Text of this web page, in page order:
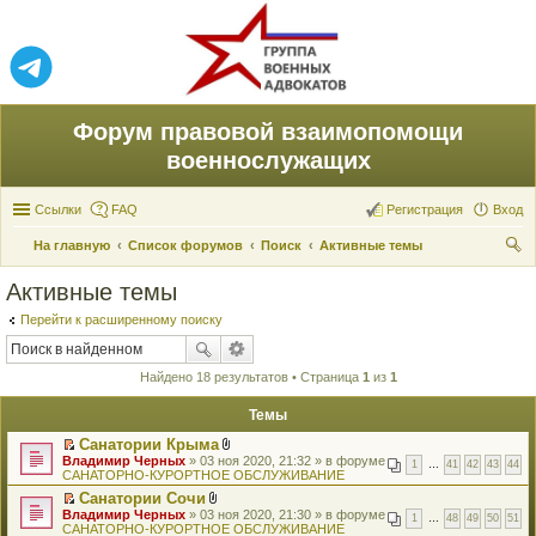
Форум правовой взаимопомощи
военнослужащих
Ссылки FAQ Вход
Регистрация
На главную Список форумов Поиск
Активные темы
Активные темы
Перейти к расширенному поиску
Найдено 18 результатов • Страница 1 из 1
Темы
П
е
р
е
й
т
Санатории Крыма
В
л
о
е
н
1 41 42 43 44
Владимир Черных » 03 ноя 2020, 21:32 » в форуме
САНАТОРНО-КУРОРТНОЕ ОБСЛУЖИВАНИЕ
П
е
Санатории Сочи
В
л
1 48 49 50 51
Владимир Черных » 03 ноя 2020, 21:30 » в форуме
САНАТОРНО-КУРОРТНОЕ ОБСЛУЖИВАНИЕ